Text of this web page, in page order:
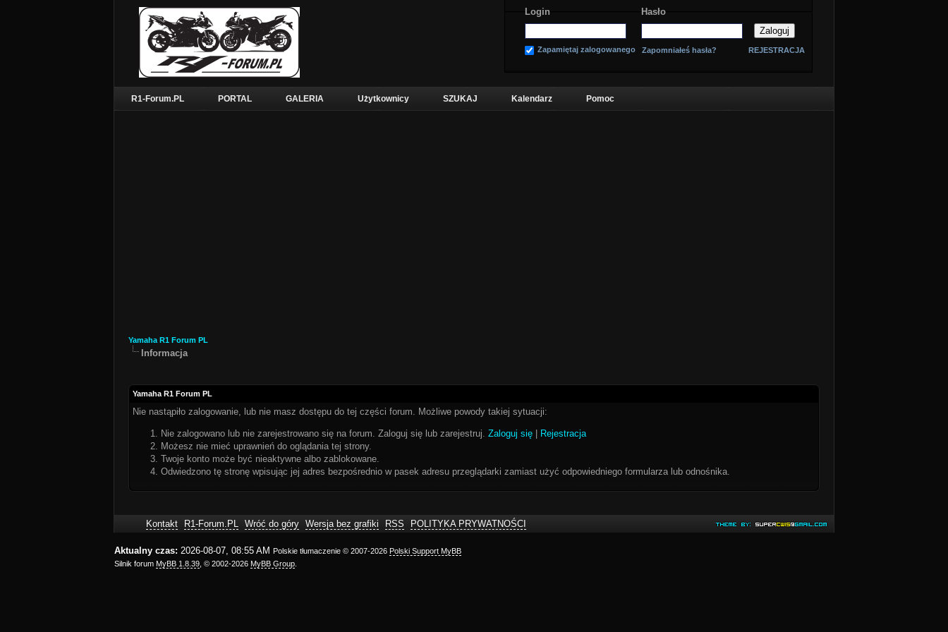
Login Hasło
Zapamiętaj zalogowanego Zapomniałeś hasła? REJESTRACJA
R1-Forum.PL PORTAL GALERIA Użytkownicy SZUKAJ Kalendarz Pomoc
Yamaha R1 Forum PL
Informacja
Yamaha R1 Forum PL
Nie nastąpiło zalogowanie, lub nie masz dostępu do tej części forum. Możliwe powody takiej sytuacji:
Nie zalogowano lub nie zarejestrowano się na forum. Zaloguj się lub zarejestruj. Zaloguj się
Rejestracja
Możesz nie mieć uprawnień do oglądania tej strony.
Twoje konto może być nieaktywne albo zablokowane.
Odwiedzono tę stronę wpisując jej adres bezpośrednio w pasek adresu przeglądarki zamiast użyć odpowiedniego formularza lub odnośnika.
Kontakt R1-Forum.PL Wróć do góry Wersja bez grafiki RSS POLITYKA PRYWATNOŚCI
Aktualny czas: 2026-08-07, 08:55 AM Polskie tłumaczenie © 2007-2026 Polski Support MyBB
Silnik forum MyBB 1.8.39 , © 2002-2026 MyBB Group